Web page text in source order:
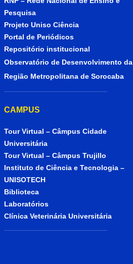
Pesquisa
Projeto Uniso Ciência
Portal de Periódicos
Repositório institucional
Observatório de Desenvolvimento da
Região Metropolitana de Sorocaba
CAMPUS
Tour Virtual – Câmpus Cidade
Universitária
Tour Virtual – Câmpus Trujillo
Instituto de Ciência e Tecnologia –
UNISOTECH
Biblioteca
Laboratórios
Clínica Veterinária Universitária